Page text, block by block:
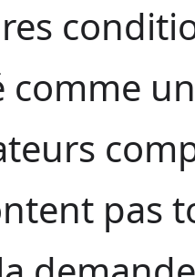
comme
pas